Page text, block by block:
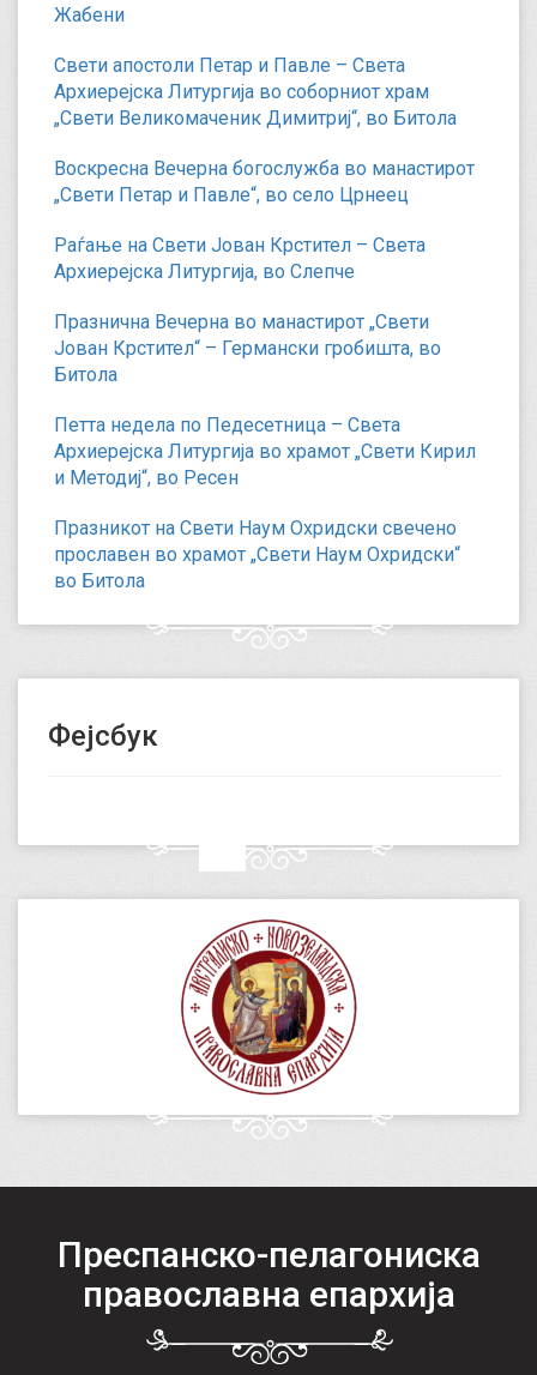
Жабени
Свети апостоли Петар и Павле – Света
Архиерејска Литургија во соборниот храм
„Свети Великомаченик Димитриј“, во Битола
Воскресна Вечерна богослужба во манастирот
„Свети Петар и Павле“, во село Црнеец
Раѓање на Свети Јован Крстител – Света
Архиерејска Литургија, во Слепче
Празнична Вечерна во манастирот „Свети
Јован Крстител“ – Германски гробишта, во
Битола
Петта недела по Педесетница – Света
Архиерејска Литургија во храмот „Свети Кирил
и Методиј“, во Ресен
Празникот на Свети Наум Охридски свечено
прославен во храмот „Свети Наум Охридски“
во Битола
Фејсбук
Преспанско-пелагониска
православна епархија